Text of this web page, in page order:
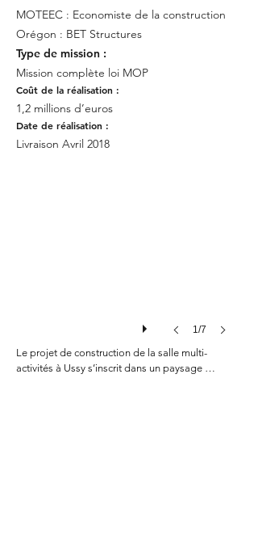
MOTEEC : Economiste de la construction
Orégon : BET Structures
Type de mission :
Mission complète loi MOP
Coût de la réalisation :
1,2 millions d’euros
Date de réalisation :
Livraison Avril 2018
1/7
Le projet de construction de la salle multi-
activités à Ussy s’inscrit dans un paysage